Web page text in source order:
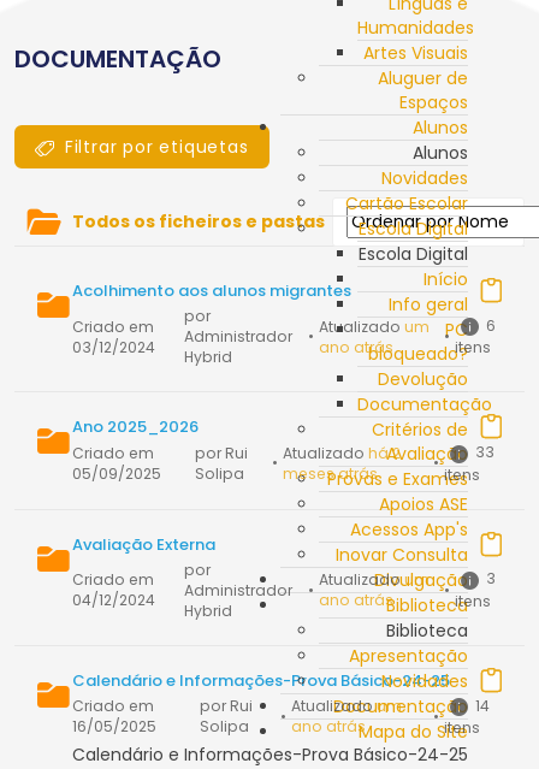
Humanidades
Artes Visuais
Aluguer de
Espaços
Alunos
Alunos
Novidades
Cartão Escolar
Escola Digital
Escola Digital
Início
Info geral
PC
bloqueado?
Devolução
Documentação
Critérios de
Avaliação
Provas e Exames
Apoios ASE
Acessos App's
Inovar Consulta
Divulgação
Biblioteca
Biblioteca
Apresentação
Novidades
Documentação
Mapa do Site
DOCUMENTAÇÃO
Filtrar por etiquetas
Todos os ficheiros e pastas
Acolhimento aos alunos migrantes
Criado em
03/12/2024
por
Administrador
Hybrid
• Atualizadoum
ano atrás
•
6
itens
Ano 2025_2026
Criado em
05/09/2025
por Rui
Solipa
• Atualizado há 2
meses atrás
•
33
itens
Avaliação Externa
Criado em
04/12/2024
por
Administrador
Hybrid
• Atualizadoum
ano atrás
•
3
itens
Calendário e Informações-Prova Básico-24-25
Criado em
16/05/2025
por Rui
Solipa
• Atualizadoum
ano atrás
•
14
itens
Calendário e Informações-Prova Básico-24-25